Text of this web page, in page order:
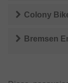
Colony
Bremsen